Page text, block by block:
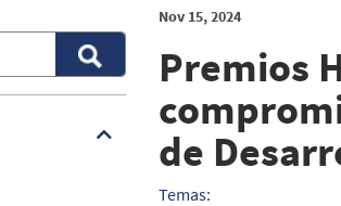
Nov 15, 2024
Premios
de
Temas: